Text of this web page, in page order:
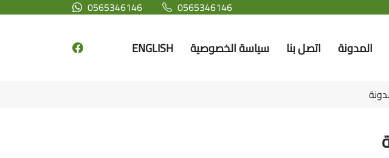
0565346146 0565346146
المدونة اتصل بنا سياسة الخصوصية ENGLISH